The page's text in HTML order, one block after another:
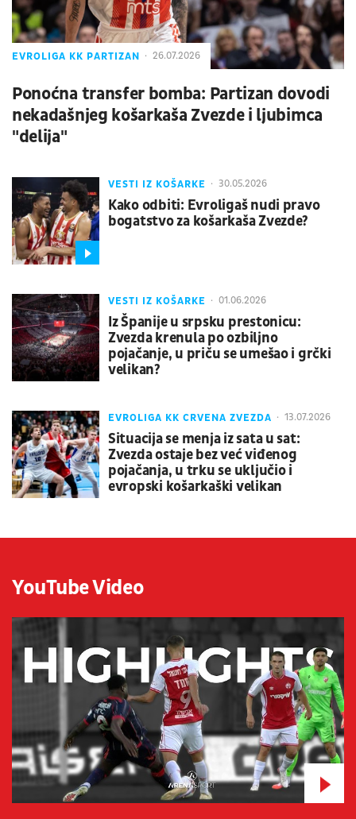
EVROLIGA KK PARTIZAN 26.07.2026
Ponoćna transfer bomba: Partizan dovodi
nekadašnjeg košarkaša Zvezde i ljubimca
"delija"
VESTI IZ KOŠARKE 30.05.2026
Kako odbiti: Evroligaš nudi pravo
bogatstvo za košarkaša Zvezde?
VESTI IZ KOŠARKE 01.06.2026
Iz Španije u srpsku prestonicu:
Zvezda krenula po ozbiljno
pojačanje, u priču se umešao i grčki
velikan?
EVROLIGA KK CRVENA ZVEZDA 13.07.2026
Situacija se menja iz sata u sat:
Zvezda ostaje bez već viđenog
pojačanja, u trku se uključio i
evropski košarkaški velikan
YouTube Video